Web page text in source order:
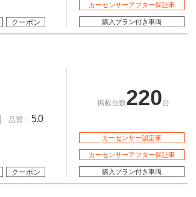
クーポン
カーセンサーアフター保証車
購入プラン付き車両
品質： 5.0
クーポン
掲載台数220台
カーセンサー認定車
カーセンサーアフター保証車
購入プラン付き車両